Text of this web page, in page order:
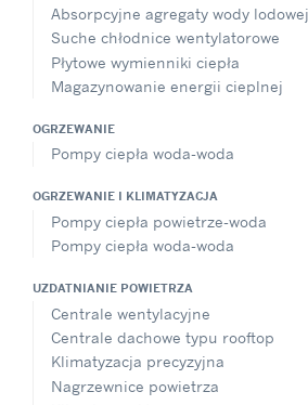
Absorpcyjne agregaty wody lodowej
Suche chłodnice wentylatorowe
Płytowe wymienniki ciepła
Magazynowanie energii cieplnej
OGRZEWANIE
Pompy ciepła woda-woda
OGRZEWANIE I KLIMATYZACJA
Pompy ciepła powietrze-woda
Pompy ciepła woda-woda
UZDATNIANIE POWIETRZA
Centrale wentylacyjne
Centrale dachowe typu rooftop
Klimatyzacja precyzyjna
Nagrzewnice powietrza